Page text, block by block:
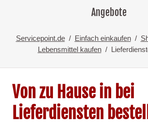
Angebote
Servicepoint.de Einfach einkaufen
Lebensmittel kaufen
Von zu Hause in bei
Lieferdiensten